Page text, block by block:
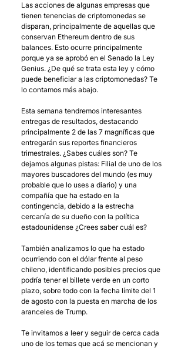
Las acciones de algunas empresas que
tienen tenencias de criptomonedas se
disparan, principalmente de aquellas que
conservan Ethereum dentro de sus
balances. Esto ocurre principalmente
porque ya se aprobó en el Senado la Ley
Genius. ¿De qué se trata esta ley y cómo
puede beneficiar a las criptomonedas? Te
lo contamos más abajo.
Esta semana tendremos interesantes
entregas de resultados, destacando
principalmente 2 de las 7 magníficas que
entregarán sus reportes financieros
trimestrales. ¿Sabes cuáles son? Te
dejamos algunas pistas: Filial de uno de los
mayores buscadores del mundo (es muy
probable que lo uses a diario) y una
compañía que ha estado en la
contingencia, debido a la estrecha
cercanía de su dueño con la política
estadounidense ¿Crees saber cuál es?
También analizamos lo que ha estado
ocurriendo con el dólar frente al peso
chileno, identificando posibles precios que
podría tener el billete verde en un corto
plazo, sobre todo con la fecha límite del 1
de agosto con la puesta en marcha de los
aranceles de Trump.
Te invitamos a leer y seguir de cerca cada
uno de los temas que acá se mencionan y